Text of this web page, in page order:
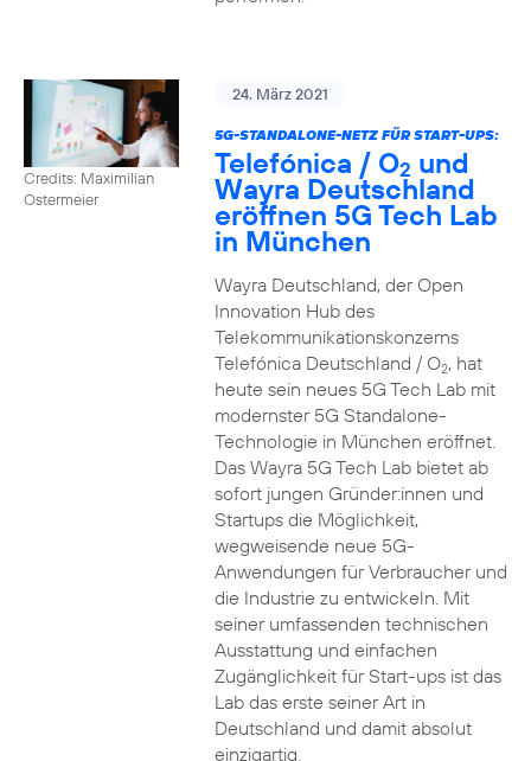
Credits: Maximilian
Ostermeier
24. März 2021
5G-STANDALONE-NETZ FÜR START-UPS:
Telefónica / O2 und
Wayra Deutschland
eröffnen 5G Tech Lab
in München
Wayra Deutschland, der Open
Innovation Hub des
Telekommunikationskonzerns
Telefónica Deutschland / O2, hat
heute sein neues 5G Tech Lab mit
modernster 5G Standalone-
Technologie in München eröffnet.
Das Wayra 5G Tech Lab bietet ab
sofort jungen Gründer:innen und
Startups die Möglichkeit,
wegweisende neue 5G-
Anwendungen für Verbraucher und
die Industrie zu entwickeln. Mit
seiner umfassenden technischen
Ausstattung und einfachen
Zugänglichkeit für Start-ups ist das
Lab das erste seiner Art in
Deutschland und damit absolut
einzigartig.